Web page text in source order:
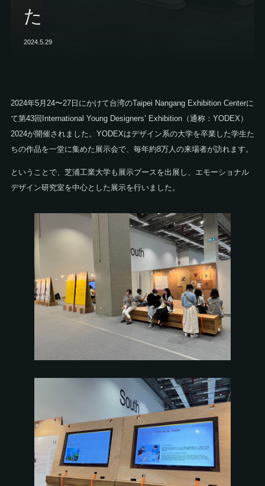
た
2024.5.29
2024年5月24〜27日にかけて台湾のTaipei Nangang Exhibition Centerに
て第43回International Young Designers’ Exhibition（通称：YODEX）
2024が開催されました。YODEXはデザイン系の大学を卒業した学生た
ちの作品を一堂に集めた展示会で、毎年約8万人の来場者が訪れます。
ということで、芝浦工業大学も展示ブースを出展し、エモーショナル
デザイン研究室を中心とした展示を行いました。